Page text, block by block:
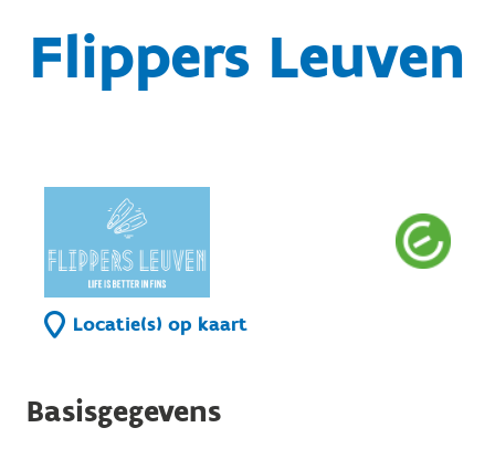
Flippers Leuven
Locatie(s) op kaart
Basisgegevens